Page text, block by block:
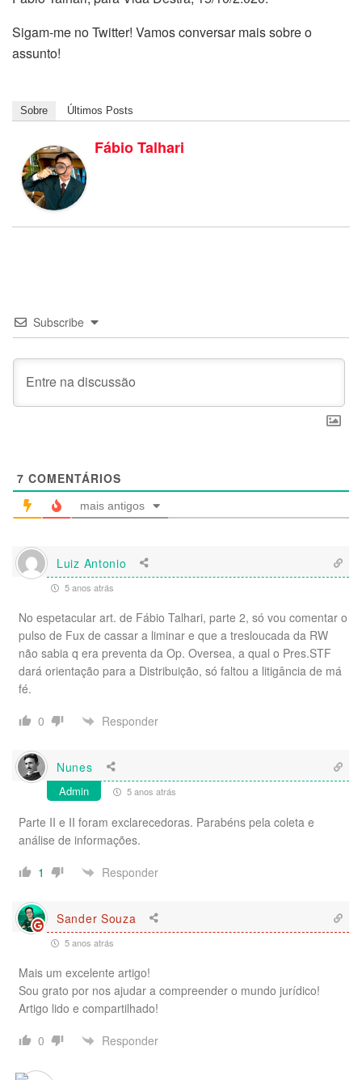
Sigam-me no Twitter! Vamos conversar mais sobre o
assunto!
Sobre Últimos Posts
Fábio Talhari
Subscribe
7 COMENTÁRIOS
mais antigos
Luiz Antonio
5 anos atrás
No espetacular art. de Fábio Talhari, parte 2, só vou comentar o
pulso de Fux de cassar a liminar e que a tresloucada da RW
não sabia q era preventa da Op. Oversea, a qual o Pres.STF
dará orientação para a Distribuição, só faltou a litigância de má
fé.
0
Responder
Nunes
Admin 5 anos atrás
Parte II e II foram exclarecedoras. Parabéns pela coleta e
análise de informações.
1
Responder
Sander Souza
5 anos atrás
Mais um excelente artigo!
Sou grato por nos ajudar a compreender o mundo jurídico!
Artigo lido e compartilhado!
0
Responder